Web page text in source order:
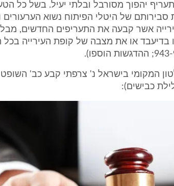
יהפוך מסורבל ובלתי יעיל. בשל כל
סבירותם של היטלי הפיתוח נשוא הערעורים
אשר קבעה את התעריפים החדשים,
או את מצבה של קופת העירייה בכל
05 מרכז השלטון המקומי בישראל נ' צרפתי קבע כב' השופט
כבישים):